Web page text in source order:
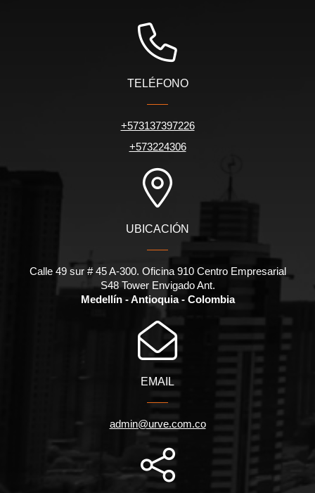
TELÉFONO
+573137397226
+573224306
UBICACIÓN
Calle 49 sur # 45 A-300. Oficina 910 Centro Empresarial
S48 Tower Envigado Ant.
Medellín - Antioquia - Colombia
EMAIL
admin@urve.com.co